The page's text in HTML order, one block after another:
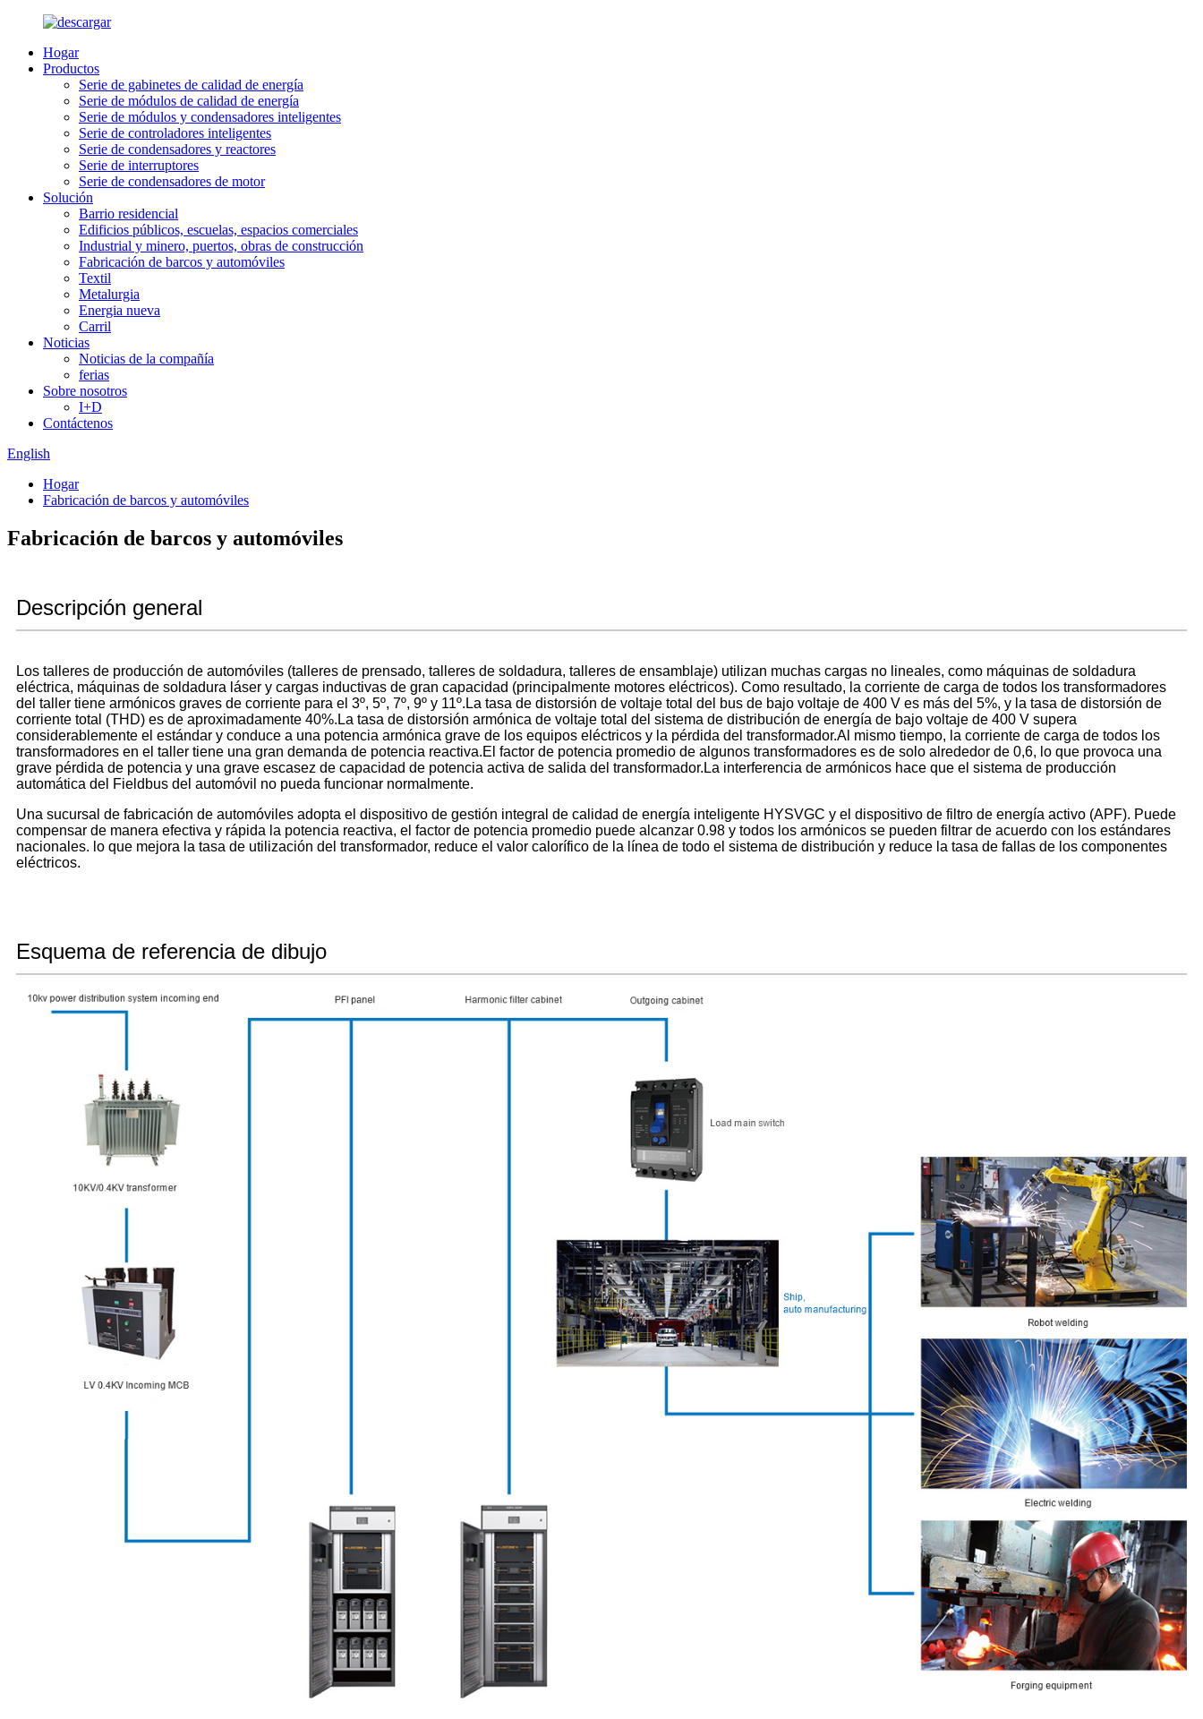
Hogar
Productos
Serie de gabinetes de calidad de energía
Serie de módulos de calidad de energía
Serie de módulos y condensadores inteligentes
Serie de controladores inteligentes
Serie de condensadores y reactores
Serie de interruptores
Serie de condensadores de motor
Solución
Barrio residencial
Edificios públicos, escuelas, espacios comerciales
Industrial y minero, puertos, obras de construcción
Fabricación de barcos y automóviles
Textil
Metalurgia
Energia nueva
Carril
Noticias
Noticias de la compañía
ferias
Sobre nosotros
I+D
Contáctenos
English
Hogar
Fabricación de barcos y automóviles
Fabricación de barcos y automóviles
Descripción general
Los talleres de producción de automóviles (talleres de prensado, talleres de soldadura, talleres de ensamblaje) utilizan muchas cargas no lineales, como máquinas de soldadura
eléctrica, máquinas de soldadura láser y cargas inductivas de gran capacidad (principalmente motores eléctricos). Como resultado, la corriente de carga de todos los transformadores
del taller tiene armónicos graves de corriente para el 3º, 5º, 7º, 9º y 11º.La tasa de distorsión de voltaje total del bus de bajo voltaje de 400 V es más del 5%, y la tasa de distorsión de
corriente total (THD) es de aproximadamente 40%.La tasa de distorsión armónica de voltaje total del sistema de distribución de energía de bajo voltaje de 400 V supera
considerablemente el estándar y conduce a una potencia armónica grave de los equipos eléctricos y la pérdida del transformador.Al mismo tiempo, la corriente de carga de todos los
transformadores en el taller tiene una gran demanda de potencia reactiva.El factor de potencia promedio de algunos transformadores es de solo alrededor de 0,6, lo que provoca una
grave pérdida de potencia y una grave escasez de capacidad de potencia activa de salida del transformador.La interferencia de armónicos hace que el sistema de producción
automática del Fieldbus del automóvil no pueda funcionar normalmente.
Una sucursal de fabricación de automóviles adopta el dispositivo de gestión integral de calidad de energía inteligente HYSVGC y el dispositivo de filtro de energía activo (APF). Puede
compensar de manera efectiva y rápida la potencia reactiva, el factor de potencia promedio puede alcanzar 0.98 y todos los armónicos se pueden filtrar de acuerdo con los estándares
nacionales. lo que mejora la tasa de utilización del transformador, reduce el valor calorífico de la línea de todo el sistema de distribución y reduce la tasa de fallas de los componentes
eléctricos.
Esquema de referencia de dibujo